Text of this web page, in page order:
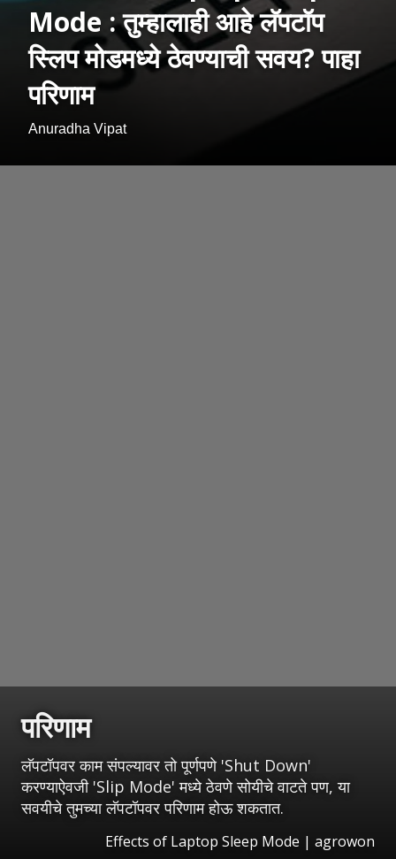
Mode : तुम्हालाही आहे लॅपटॉप
स्लिप मोडमध्ये ठेवण्याची सवय? पाहा
परिणाम
Anuradha Vipat
परिणाम
लॅपटॉपवर काम संपल्यावर तो पूर्णपणे 'Shut Down'
करण्याऐवजी 'Slip Mode' मध्ये ठेवणे सोयीचे वाटते पण, या
सवयीचे तुमच्या लॅपटॉपवर परिणाम होऊ शकतात.
Effects of Laptop Sleep Mode | agrowon